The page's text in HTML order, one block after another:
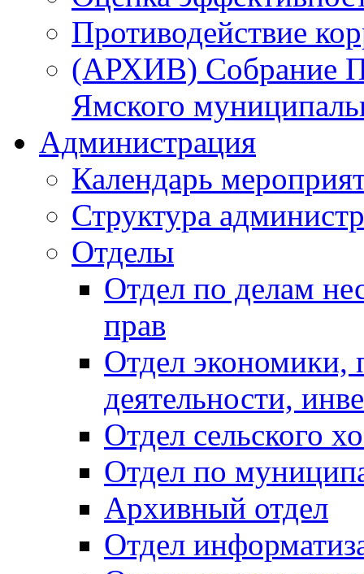
Противодействие
(АРХИВ) Собрание
Ямского
Администрация
Календарь
Структура
Отделы
Отдел по делам
прав
Отдел экономики,
деятельности,
Отдел сельского
Отдел по
Архивный отдел
Отдел